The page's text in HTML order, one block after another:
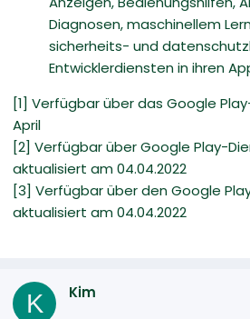
Diagnosen, maschinellem
sicherheits- und
Entwicklerdiensten in ihren
[1] Verfügbar über das Google
April
[2] Verfügbar über Google Play-
aktualisiert am 04.04.2022
[3] Verfügbar über den Google
aktualisiert am 04.04.2022
K Kim